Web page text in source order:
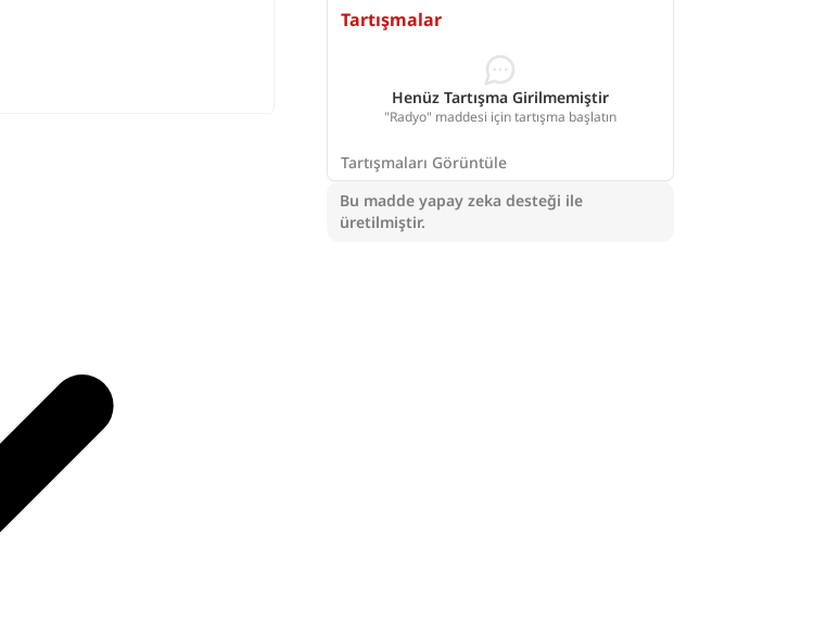
Tartışmalar
Henüz Tartışma Girilmemiştir
"Radyo" maddesi için tartışma başlatın
Tartışmaları Görüntüle
Bu madde yapay zeka desteği ile
üretilmiştir.